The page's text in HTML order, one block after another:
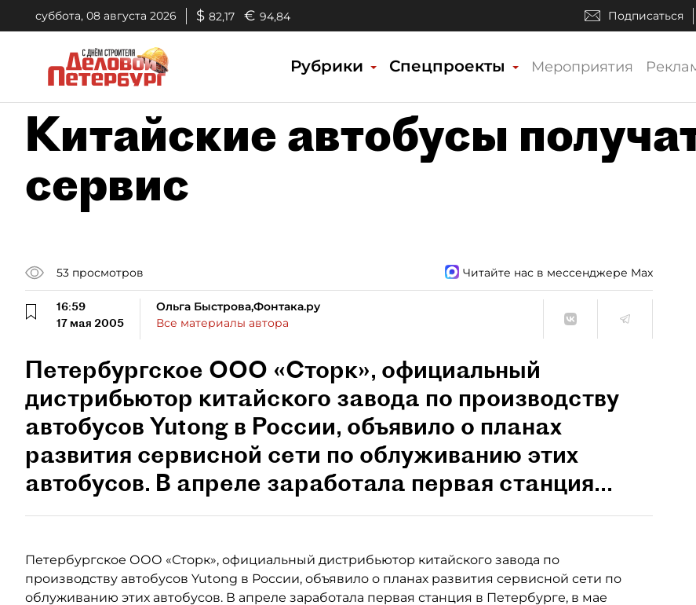
суббота, 08 августа 2026 $ 82,17 € 94,84 Подписаться
Рубрики Спецпроекты Мероприятия
Китайские автобусы
сервис
53 просмотров Читайте нас в мессенджере Max
16:59
17 мая 2005
Ольга Быстрова,Фонтака.ру
Все материалы автора
Петербургское ООО «Сторк», официальный
дистрибьютор китайского завода по производству
автобусов Yutong в России, объявило о планах
развития сервисной сети по облуживанию этих
автобусов. В апреле заработала первая станция...
Петербургское ООО «Сторк», официальный дистрибьютор китайского завода по
производству автобусов Yutong в России, объявило о планах развития сервисной сети по
облуживанию этих автобусов. В апреле заработала первая станция в Петербурге, в мае